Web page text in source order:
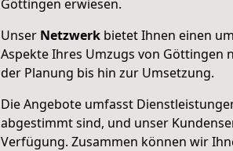
Göttingen erwiesen.
Unser Netzwerk bietet Ihnen einen
Aspekte Ihres Umzugs von Göttingen
der Planung bis hin zur Umsetzung.
Die Angebote umfasst
abgestimmt sind, und unser
Verfügung. Zusammen können wir